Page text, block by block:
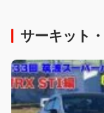
サーキット